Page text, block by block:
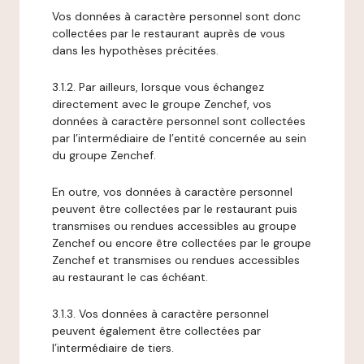
Vos données à caractère personnel sont donc
collectées par le restaurant auprès de vous
dans les hypothèses précitées.
3.1.2. Par ailleurs, lorsque vous échangez
directement avec le groupe Zenchef, vos
données à caractère personnel sont collectées
par l’intermédiaire de l’entité concernée au sein
du groupe Zenchef.
En outre, vos données à caractère personnel
peuvent être collectées par le restaurant puis
transmises ou rendues accessibles au groupe
Zenchef ou encore être collectées par le groupe
Zenchef et transmises ou rendues accessibles
au restaurant le cas échéant.
3.1.3. Vos données à caractère personnel
peuvent également être collectées par
l’intermédiaire de tiers.